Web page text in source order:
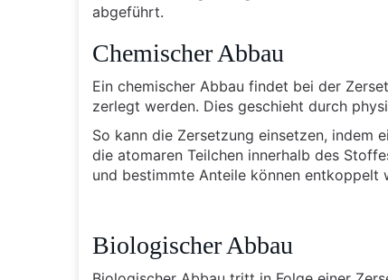
abgeführt.
Chemischer Abbau
Ein chemischer Abbau findet bei der
zerlegt werden. Dies geschieht durch
So kann die Zersetzung einsetzen, indem
die atomaren Teilchen innerhalb des
und bestimmte Anteile können entkoppelt
Biologischer Abbau